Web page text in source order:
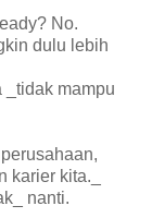
No.
dulu lebih
_tidak mampu
kita._
nanti.